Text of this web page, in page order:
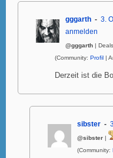
gggarth 3.
anmelden
@gggarth |
(Community: Profil |
Derzeit ist die
sibster
@sibster |
(Community: